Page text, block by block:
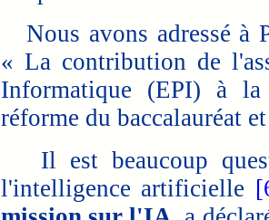
Nous avons adressé à
« La contribution de
Informatique (EPI) à
réforme du baccalauréat
Il est beaucoup
l'intelligence artificielle